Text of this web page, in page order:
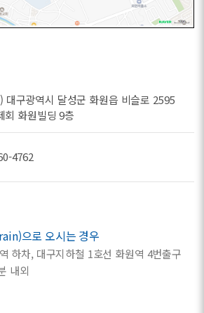
대구광역시 달성군 화원읍 비슬로 2595
회 화원빌딩 9층
4762
으로 오시는 경우
하차, 대구지하철 1호선 화원역 4번출구
내외